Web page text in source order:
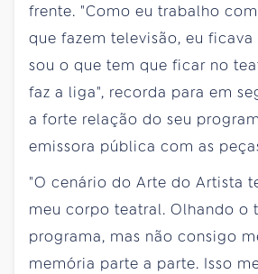
frente. "Como eu trabalho
que fazem televisão, eu
sou o que tem que ficar no
faz a liga", recorda para em
a forte relação do seu
emissora pública com as
"O cenário do Arte do Artista
meu corpo teatral. Olhando o
programa, mas não consigo
memória parte a parte. Isso